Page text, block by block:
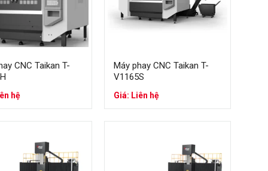
CNC Taikan T-
hệ
Máy phay CNC Taikan T-
V1165S
Giá: Liên hệ